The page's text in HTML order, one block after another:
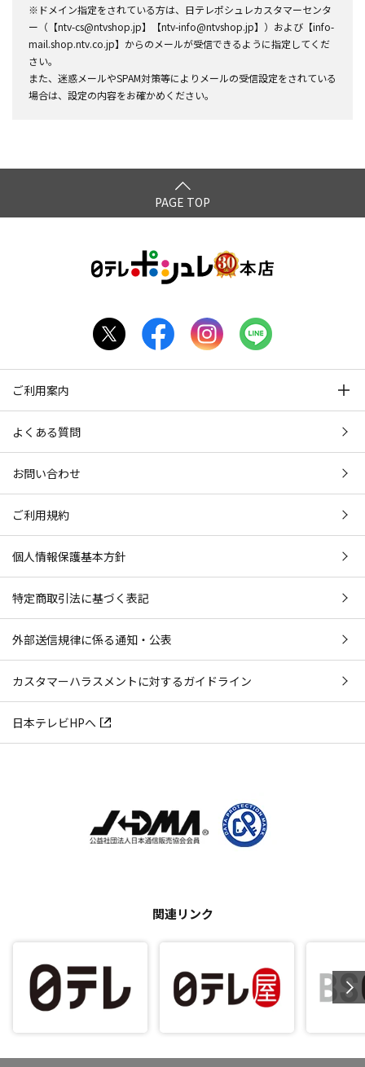
※ドメイン指定をされている方は、日テレポシュレカスタマーセンタ
ー（【ntv-cs@ntvshop.jp】【ntv-info@ntvshop.jp】）および【info-
mail.shop.ntv.co.jp】からのメールが受信できるように指定してくだ
さい。
また、迷惑メールやSPAM対策等によりメールの受信設定をされている
場合は、設定の内容をお確かめください。
PAGE TOP
ご利用案内
よくある質問
お問い合わせ
ご利用規約
個人情報保護基本方針
特定商取引法に基づく表記
外部送信規律に係る通知・公表
カスタマーハラスメントに対するガイドライン
日本テレビHPへ
関連リンク